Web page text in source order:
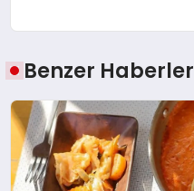
Benzer Haberler